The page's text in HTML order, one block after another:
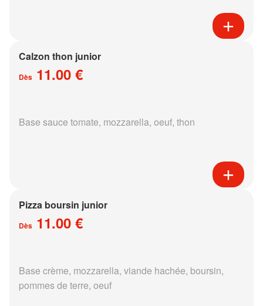
Calzon thon junior
Dès 11.00 €
Base sauce tomate, mozzarella, oeuf, thon
Pizza boursin junior
Dès 11.00 €
Base crème, mozzarella, viande hachée, boursin,
pommes de terre, oeuf